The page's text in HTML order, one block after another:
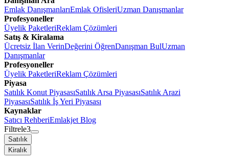
Emlak DanışmanlarıEmlak OfisleriUzman Danışmanlar
Profesyoneller
Üyelik PaketleriReklam Çözümleri
Satış & Kiralama
Ücretsiz İlan VerinDeğerini ÖğrenDanışman BulUzman
Danışmanlar
Profesyoneller
Üyelik PaketleriReklam Çözümleri
Piyasa
Satılık Konut PiyasasıSatılık Arsa PiyasasıSatılık Arazi
PiyasasıSatılık İş Yeri Piyasası
Kaynaklar
Satıcı RehberiEmlakjet Blog
Filtrele3
Satılık
Kiralık